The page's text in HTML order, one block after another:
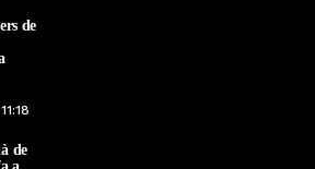
de
de
09:29